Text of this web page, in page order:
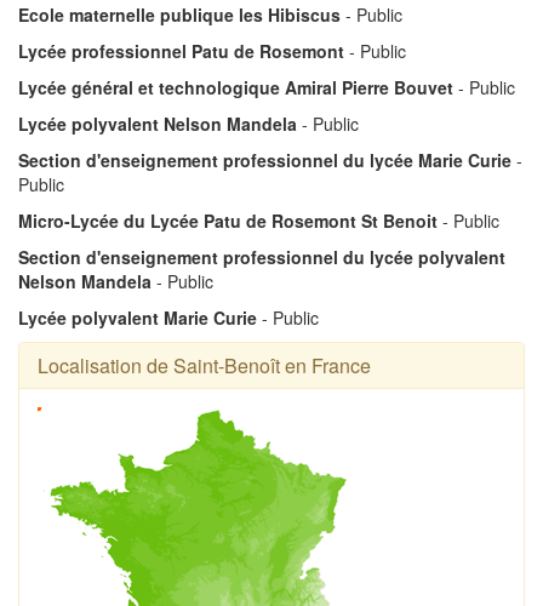
Ecole maternelle publique les Hibiscus - Public
Lycée professionnel Patu de Rosemont - Public
Lycée général et technologique Amiral Pierre Bouvet - Public
Lycée polyvalent Nelson Mandela - Public
Section d'enseignement professionnel du lycée Marie Curie -
Public
Micro-Lycée du Lycée Patu de Rosemont St Benoit - Public
Section d'enseignement professionnel du lycée polyvalent
Nelson Mandela - Public
Lycée polyvalent Marie Curie - Public
Localisation de Saint-Benoît en France